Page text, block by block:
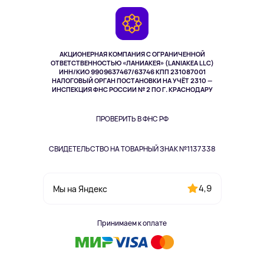
АКЦИОНЕРНАЯ КОМПАНИЯ С ОГРАНИЧЕННОЙ
ОТВЕТСТВЕННОСТЬЮ «ЛАНИАКЕЯ» (LANIAKEA LLC)
ИНН/КИО 9909637467/63746 КПП 231087001
НАЛОГОВЫЙ ОРГАН ПОСТАНОВКИ НА УЧЁТ 2310 —
ИНСПЕКЦИЯ ФНС РОССИИ № 2 ПО Г. КРАСНОДАРУ
ПРОВЕРИТЬ В ФНС РФ
СВИДЕТЕЛЬСТВО НА ТОВАРНЫЙ ЗНАК №1137338
Мы на Яндекс 4,9
Принимаем к оплате
Здоровье питомцев
Одежда и аксессуары